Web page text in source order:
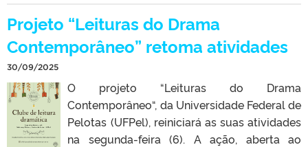
Projeto “Leituras do Drama
Contemporâneo” retoma atividades
30/09/2025
O projeto “Leituras do Drama
Contemporâneo“, da Universidade Federal de
Pelotas (UFPel), reiniciará as suas atividades
na segunda-feira (6). A ação, aberta ao